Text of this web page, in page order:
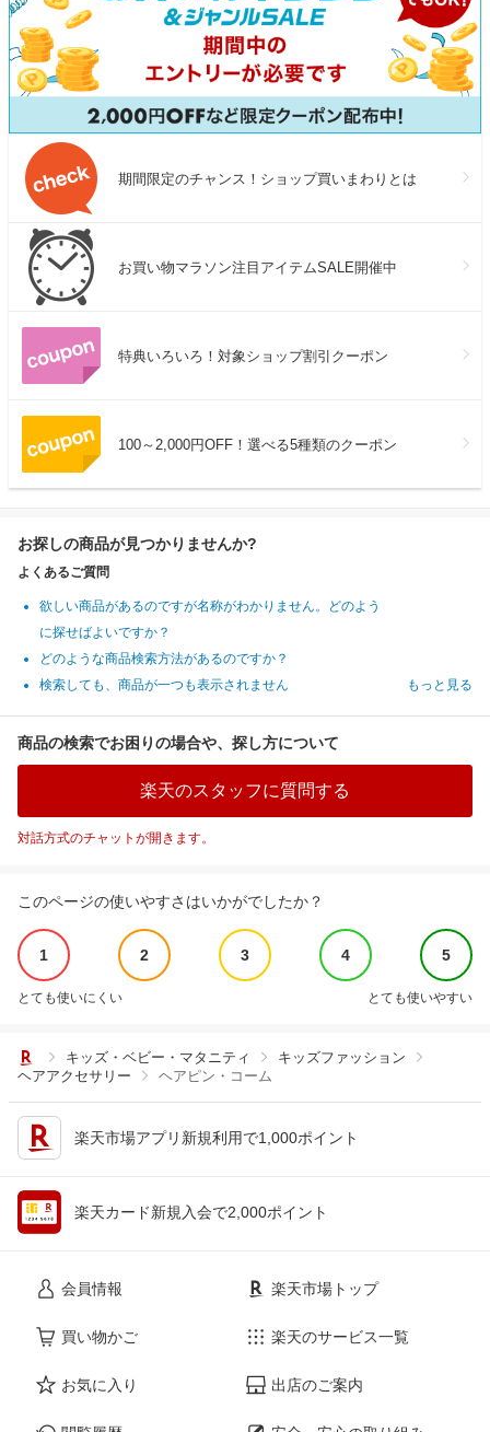
期間限定のチャンス！ショップ買いまわりとは
お買い物マラソン注目アイテムSALE開催中
特典いろいろ！対象ショップ割引クーポン
100～2,000円OFF！選べる5種類のクーポン
お探しの商品が見つかりませんか?
よくあるご質問
欲しい商品があるのですが名称がわかりません。どのよう
に探せばよいですか？
どのような商品検索方法があるのですか？
検索しても、商品が一つも表示されません
もっと見る
商品の検索でお困りの場合や、探し方について
楽天のスタッフに質問する
対話方式のチャットが開きます。
このページの使いやすさはいかがでしたか？
1 2 3 4 5
とても使いにくい とても使いやすい
キッズ・ベビー・マタニティ
キッズファッション
ヘアアクセサリー
ヘアピン・コーム
楽天市場アプリ新規利用で1,000ポイント
楽天カード新規入会で2,000ポイント
会員情報
買い物かご
お気に入り
楽天市場トップ
楽天のサービス一覧
出店のご案内